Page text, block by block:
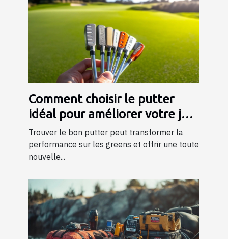
Comment choisir le putter
idéal pour améliorer votre jeu
?
Trouver le bon putter peut transformer la
performance sur les greens et offrir une toute
nouvelle...